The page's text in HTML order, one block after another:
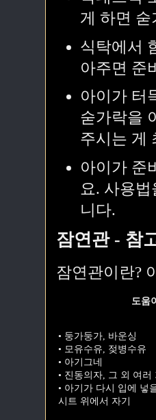
게 하면
식탁에서
아주면 준
아이가 터
숟가락을
주시는 게
아이가 준
요. 사용
니다.
잠연관 - 참
잠연관이란?
도움
• 둥가둥가, 바운싱
• 모유수유, 젖병수유
• 아기그네
• 진동의자, 그 외 여러
• 아기가 다시 입에 넣
시트 위에서 자기